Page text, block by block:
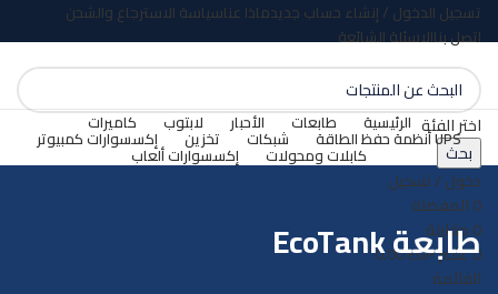
تسجيل الدخول / إنشاء حساب جديدماذا عناسياسة الاسترجاع والشحن
اتصل بناالاسئلة الشائعة
اختر الفئة
بحث
دخول / تسجيل
0المفضلة
0مقارنة
0عنصر 0.00EGP
القائمة
الرئيسية طابعات الأحبار لابتوب كاميرات
UPS أنظمة حفظ الطاقة شبكات تخزين إكسسوارات كمبيوتر
كابلات ومحولات إكسسوارات ألعاب
طابعة EcoTank